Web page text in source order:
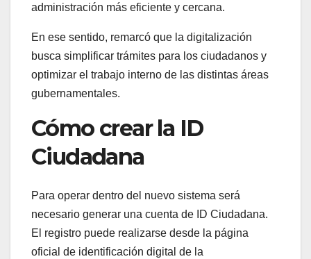
administración más eficiente y cercana.
En ese sentido, remarcó que la digitalización
busca simplificar trámites para los ciudadanos y
optimizar el trabajo interno de las distintas áreas
gubernamentales.
Cómo crear la ID
Ciudadana
Para operar dentro del nuevo sistema será
necesario generar una cuenta de ID Ciudadana.
El registro puede realizarse desde la página
oficial de identificación digital de la